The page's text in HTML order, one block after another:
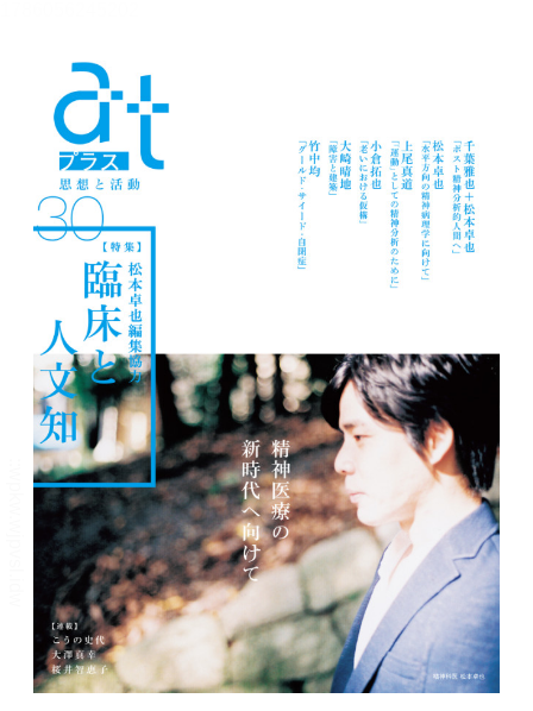
書誌情報
この作品の書誌情報を表示します。
目次・しおり・メモ
目次・しおり・メモを一覧で表示します。
本文検索
本文内から文字を検索します。
自動ページ送り
一定時間経つ毎に自動でページを送ります。
リーダー設定
文字サイズ、エフェクトの変更などを行います。